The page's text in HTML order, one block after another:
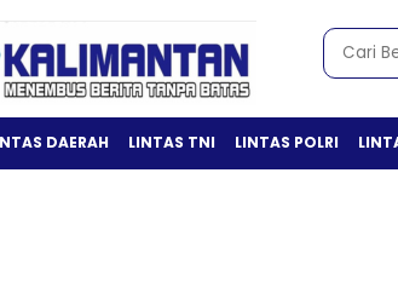
DAERAH LINTAS TNI LINTAS POLRI